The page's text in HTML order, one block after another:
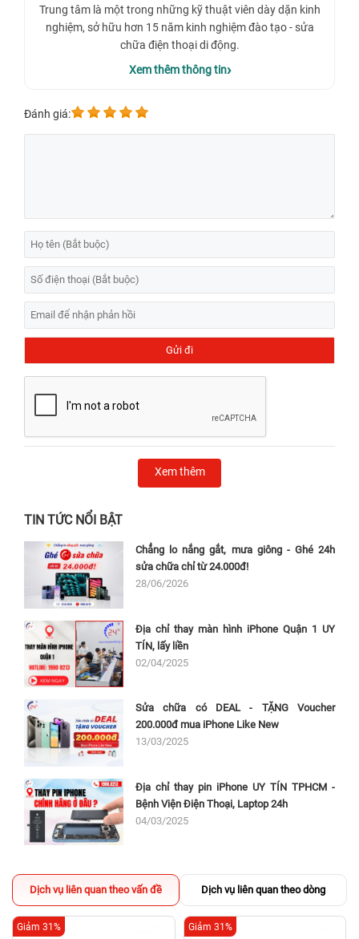
Trung tâm là một trong những kỹ thuật viên dày dặn kinh
nghiệm, sở hữu hơn 15 năm kinh nghiệm đào tạo - sửa
chữa điện thoại di động.
Xem thêm thông tin
Đánh giá:
Xem thêm
TIN TỨC NỔI BẬT
Chẳng lo nắng gắt, mưa giông - Ghé 24h
sửa chữa chỉ từ 24.000đ!
28/06/2026
Địa chỉ thay màn hình iPhone Quận 1 UY
TÍN, lấy liền
02/04/2025
Sửa chữa có DEAL - TẶNG Voucher
200.000đ mua iPhone Like New
13/03/2025
Địa chỉ thay pin iPhone UY TÍN TPHCM -
Bệnh Viện Điện Thoại, Laptop 24h
04/03/2025
Dịch vụ liên quan theo vấn đề Dịch vụ liên quan theo dòng
Giảm 31% Giảm 31%